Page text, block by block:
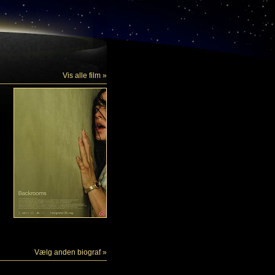
Vis alle film »
Vælg anden biograf »